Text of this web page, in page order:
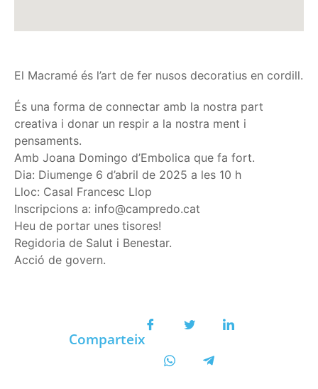
El Macramé és l’art de fer nusos decoratius en cordill.
És una forma de connectar amb la nostra part
creativa i donar un respir a la nostra ment i
pensaments.
Amb Joana Domingo d’Embolica que fa fort.
Dia: Diumenge 6 d’abril de 2025 a les 10 h
Lloc: Casal Francesc Llop
Inscripcions a: info@campredo.cat
Heu de portar unes tisores!
Regidoria de Salut i Benestar.
Acció de govern.
Comparteix